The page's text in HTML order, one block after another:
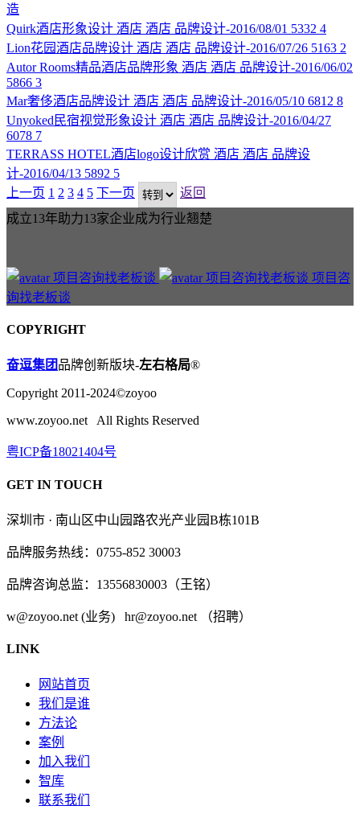
造
Quirk酒店形象设计 酒店 酒店 品牌设计-2016/08/01 5332 4
Lion花园酒店品牌设计 酒店 酒店 品牌设计-2016/07/26 5163 2
Autor Rooms精品酒店品牌形象 酒店 酒店 品牌设计-2016/06/02
5866 3
Mar奢侈酒店品牌设计 酒店 酒店 品牌设计-2016/05/10 6812 8
Unyoked民宿视觉形象设计 酒店 酒店 品牌设计-2016/04/27
6078 7
TERRASS HOTEL酒店logo设计欣赏 酒店 酒店 品牌设
计-2016/04/13 5892 5
上一页 1 2 3 4 5 下一页
返回
成立13年助力13家企业成为行业翘楚
项目咨
询找老板谈
COPYRIGHT
奋逗集团品牌创新版块-左右格局®
Copyright 2011-2024©zoyoo
www.zoyoo.net All Rights Reserved
粤ICP备18021404号
GET IN TOUCH
深圳市 · 南山区中山园路农光产业园B栋101B
品牌服务热线：0755-852 30003
品牌咨询总监：13556830003（王铭）
w@zoyoo.net (业务) hr@zoyoo.net （招聘）
LINK
网站首页
我们是谁
方法论
案例
加入我们
智库
联系我们